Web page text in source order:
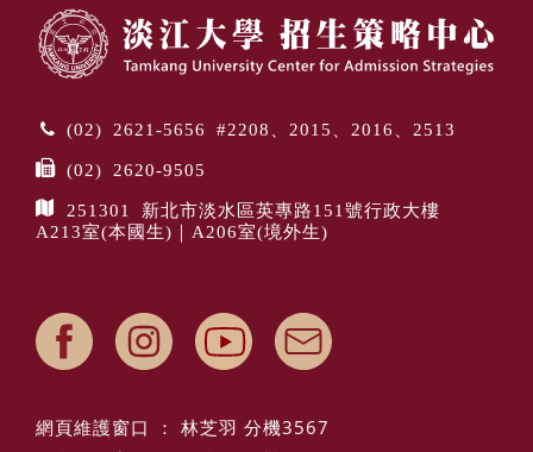
(02) 2621-5656 #2208、2015、2016、2513
(02) 2620-9505
251301 新北市淡水區英專路151號行政大樓
A213室(本國生)｜A206室(境外生)
網頁維護窗口 ： 林芝羽 分機3567